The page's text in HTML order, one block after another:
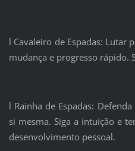
l Cavaleiro de Espadas: Lutar
mudança e progresso rápido.
l Rainha de Espadas:
si mesma. Siga a intuição e
desenvolvimento pessoal.